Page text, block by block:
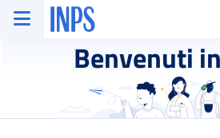
Vai al menu principale
Vai al contenuto principale
Vai al pie' di pagina
INPS ()
Benvenuti